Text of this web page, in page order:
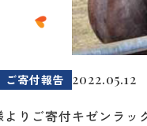
ご寄付報告
りご寄付
2022.05.12
キゼンラッ